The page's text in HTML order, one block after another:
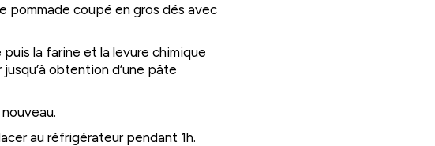
pommade coupé en gros dés avec
la farine et la levure chimique
obtention d’une pâte
au réfrigérateur pendant 1h.